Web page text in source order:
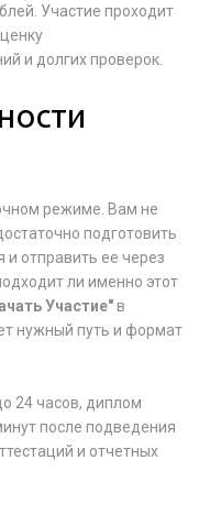
Участие проходит
и долгих проверок.
режиме. Вам не
подготовить
и отправить ее через
ли именно этот
Участие"в
нужный путь и формат
24 часов, диплом
после подведения
и отчетных